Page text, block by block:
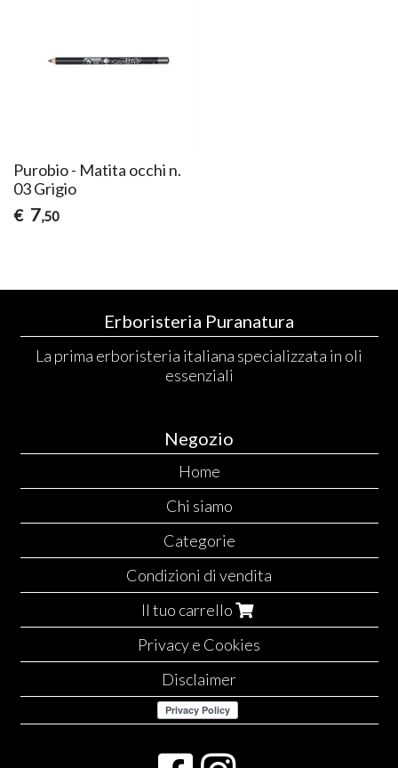
Purobio - Matita occhi n.
03 Grigio
€ 7,50
Erboristeria Puranatura
La prima erboristeria italiana specializzata in oli
essenziali
Negozio
Home
Chi siamo
Categorie
Condizioni di vendita
Il tuo carrello
Privacy e Cookies
Disclaimer